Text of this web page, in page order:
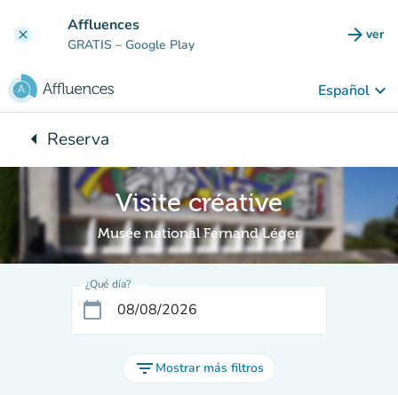
clear Affluences
GRATIS – Google Play arrow_forward ver
Español keyboard_arrow_down
arrow_leftVuelta:
Reserva
Visite créative
Musée national Fernand Léger
¿Qué día?
calendar_today
filter_list Mostrar más filtros